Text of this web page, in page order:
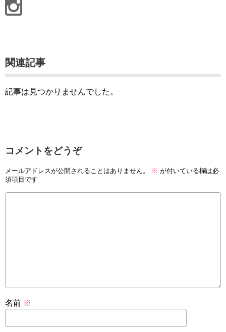
関連記事
記事は見つかりませんでした。
コメントをどうぞ
メールアドレスが公開されることはありません。 ※ が付いている欄は必
須項目です
名前 ※